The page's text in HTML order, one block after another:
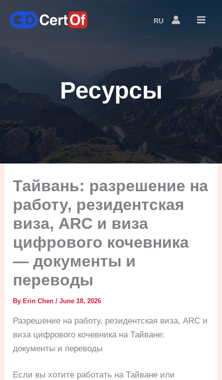
RULanguage
Ресурсы
Тайвань: разрешение на
работу, резидентская
виза, ARC и виза
цифрового кочевника
— документы и
переводы
ByErin Chen/June 18, 2026
Разрешение на работу, резидентская виза, ARC и
виза цифрового кочевника на Тайване:
документы и переводы
Если вы хотите работать на Тайване или